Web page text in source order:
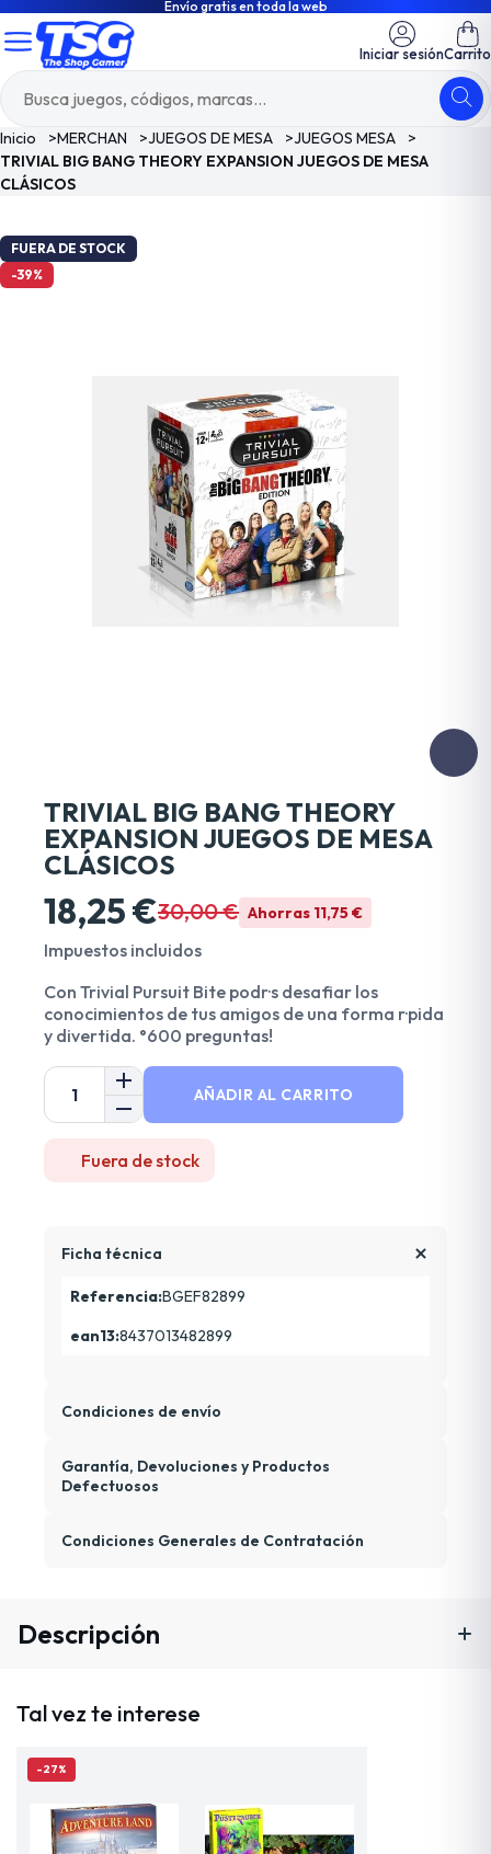
Envío gratis en toda la web
Iniciar sesiónCarrito
Inicio >MERCHAN >JUEGOS DE MESA >JUEGOS MESA
>
TRIVIAL BIG BANG THEORY EXPANSION JUEGOS DE MESA
CLÁSICOS
FUERA DE STOCK
-39%
TRIVIAL BIG BANG THEORY
EXPANSION JUEGOS DE MESA
CLÁSICOS
18,25 €30,00 € Ahorras 11,75 €
Impuestos incluidos
Con Trivial Pursuit Bite podr·s desafiar los
conocimientos de tus amigos de una forma r·pida
y divertida. °600 preguntas!
AÑADIR AL CARRITO
Fuera de stock
Ficha técnica
Referencia:BGEF82899
ean13:8437013482899
Condiciones de envío
Garantía, Devoluciones y Productos
Defectuosos
Condiciones Generales de Contratación
Descripción
Tal vez te interese
-27%